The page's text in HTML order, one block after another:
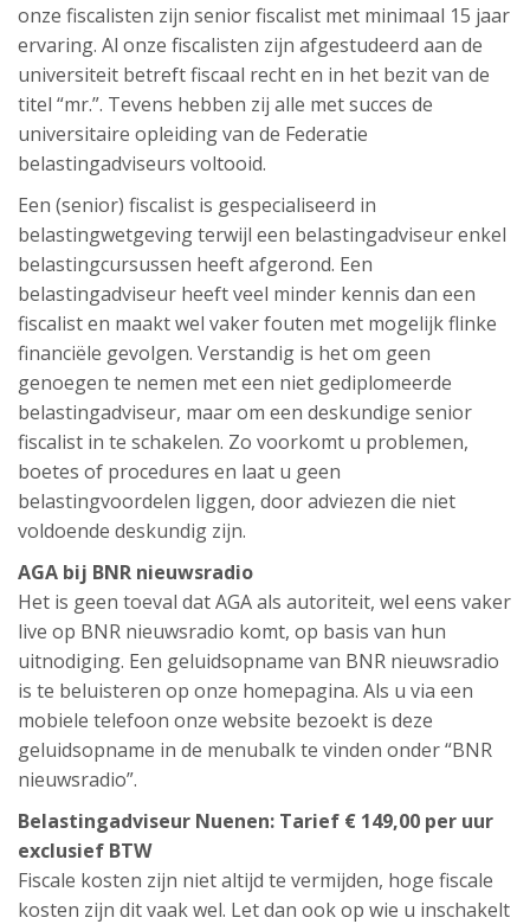
onze fiscalisten zijn senior fiscalist met minimaal 15 jaar
ervaring. Al onze fiscalisten zijn afgestudeerd aan de
universiteit betreft fiscaal recht en in het bezit van de
titel “mr.”. Tevens hebben zij alle met succes de
universitaire opleiding van de Federatie
belastingadviseurs voltooid.
Een (senior) fiscalist is gespecialiseerd in
belastingwetgeving terwijl een belastingadviseur enkel
belastingcursussen heeft afgerond. Een
belastingadviseur heeft veel minder kennis dan een
fiscalist en maakt wel vaker fouten met mogelijk flinke
financiële gevolgen. Verstandig is het om geen
genoegen te nemen met een niet gediplomeerde
belastingadviseur, maar om een deskundige senior
fiscalist in te schakelen. Zo voorkomt u problemen,
boetes of procedures en laat u geen
belastingvoordelen liggen, door adviezen die niet
voldoende deskundig zijn.
AGA bij BNR nieuwsradio
Het is geen toeval dat AGA als autoriteit, wel eens vaker
live op BNR nieuwsradio komt, op basis van hun
uitnodiging. Een geluidsopname van BNR nieuwsradio
is te beluisteren op onze homepagina. Als u via een
mobiele telefoon onze website bezoekt is deze
geluidsopname in de menubalk te vinden onder “BNR
nieuwsradio”.
Belastingadviseur Nuenen: Tarief € 149,00 per uur
exclusief BTW
Fiscale kosten zijn niet altijd te vermijden, hoge fiscale
kosten zijn dit vaak wel. Let dan ook op wie u inschakelt